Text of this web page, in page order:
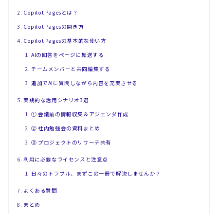
Copilot Pagesとは？
Copilot Pagesの開き方
Copilot Pagesの基本的な使い方
AIの回答をページに転送する
チームメンバーと共同編集する
追加でAIに質問しながら内容を充実させる
実践的な活用シナリオ3選
① 会議前の情報収集＆アジェンダ作成
② 社内勉強会の資料まとめ
③ プロジェクトのリサーチ共有
利用に必要なライセンスと注意点
日々のトラブル、まずこの一冊で解決しませんか？
よくある質問
まとめ